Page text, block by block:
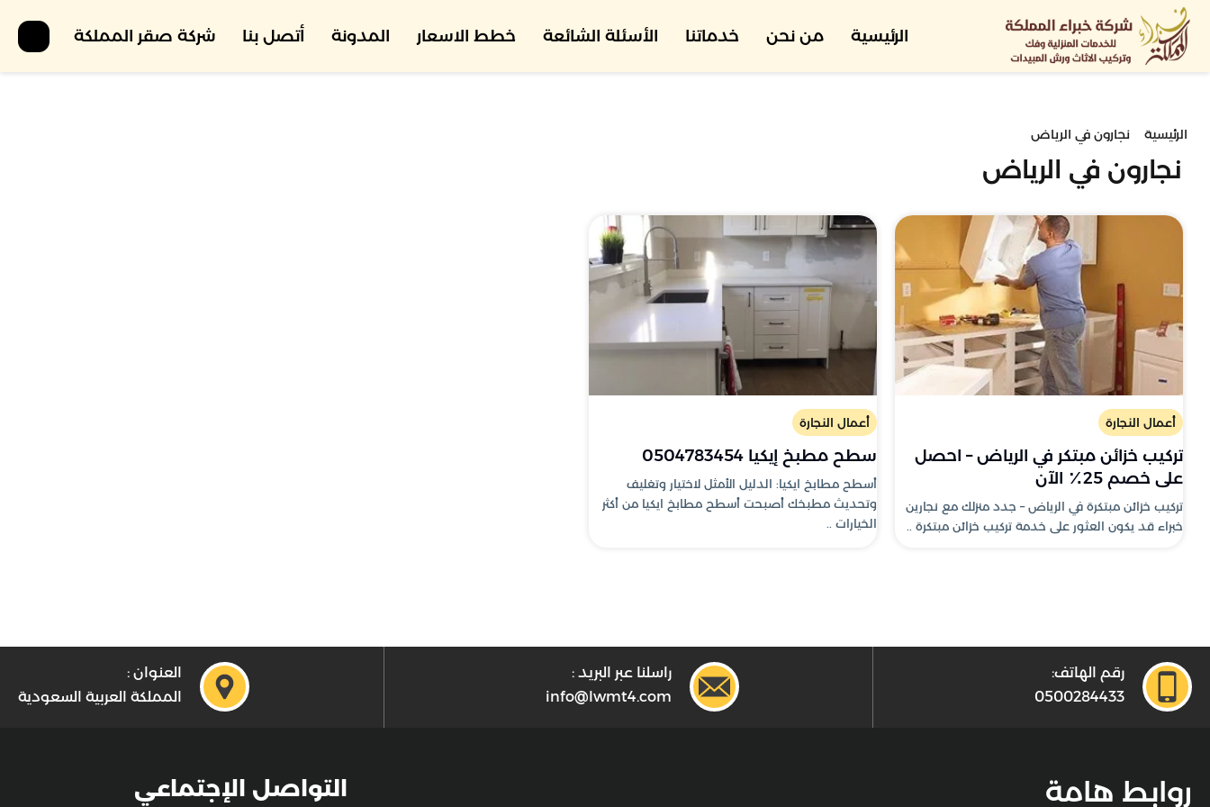
الرئيسية من نحن خدماتنا الأسئلة الشائعة خطط الاسعار المدونة أتصل بنا شركة صقر المملكة
الرئيسية نجارون في الرياض
نجارون في الرياض
أعمال النجارة
تركيب خزائن مبتكر في الرياض – احصل
على خصم 25٪ الآن
تركيب خزائن مبتكرة في الرياض – جدد منزلك مع نجارين
خبراء قد يكون العثور على خدمة تركيب خزائن مبتكرة ..
أعمال النجارة
سطح مطبخ إيكيا 0504783454
أسطح مطابخ ايكيا: الدليل الأمثل لاختيار وتغليف
وتحديث مطبخك أصبحت أسطح مطابخ ايكيا من أكثر
الخيارات ..
رقم الهاتف:
0500284433
راسلنا عبر البريد :
info@lwmt4.com
العنوان :
المملكة العربية السعودية
روابط هامة التواصل الإجتماعي